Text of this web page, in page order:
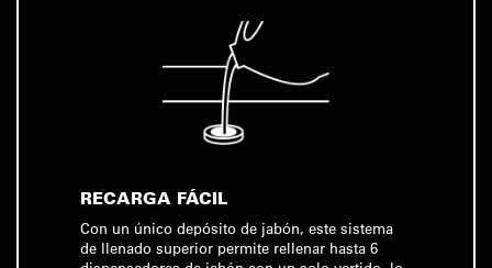
RECARGA FÁCIL
Con un único depósito de jabón, este sistema
de llenado superior permite rellenar hasta 6